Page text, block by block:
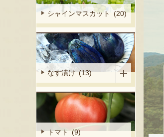
シャインマスカット (20)
なす漬け (13)
トマト (9)